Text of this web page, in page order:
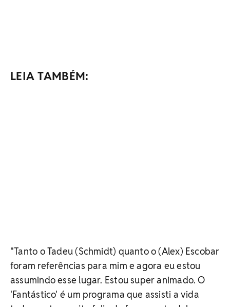
LEIA TAMBÉM:
"Tanto o Tadeu (Schmidt) quanto o (Alex) Escobar
foram referências para mim e agora eu estou
assumindo esse lugar. Estou super animado. O
'Fantástico' é um programa que assisti a vida